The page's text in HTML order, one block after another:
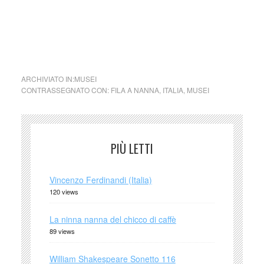
ARCHIVIATO IN:MUSEI
CONTRASSEGNATO CON: FILA A NANNA, ITALIA, MUSEI
PIÙ LETTI
Vincenzo Ferdinandi (Italia)
120 views
La ninna nanna del chicco di caffè
89 views
William Shakespeare Sonetto 116